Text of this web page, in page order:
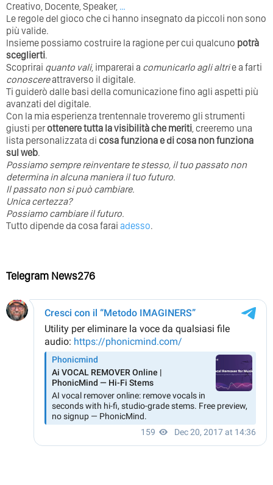
Creativo, Docente, Speaker, …
Le regole del gioco che ci hanno insegnato da piccoli non sono
più valide.
Insieme possiamo costruire la ragione per cui qualcuno potrà
sceglierti.
Scoprirai quanto vali, imparerai a comunicarlo agli altrie a farti
conoscereattraverso il digitale.
Ti guiderò dalle basi della comunicazione fino agli aspetti più
avanzati del digitale.
Con la mia esperienza trentennale troveremo gli strumenti
giusti perottenere tutta la visibilità che meriti, creeremo una
lista personalizzata di cosa funziona e di cosa non funziona
sul web.
Possiamo sempre reinventare te stesso, il tuo passato non
determina in alcuna maniera il tuo futuro. ⁣
⁣Il passato non si può cambiare.
Unica certezza?
Possiamo cambiare il futuro.
Tutto dipende da cosa farai adesso.
Telegram News276